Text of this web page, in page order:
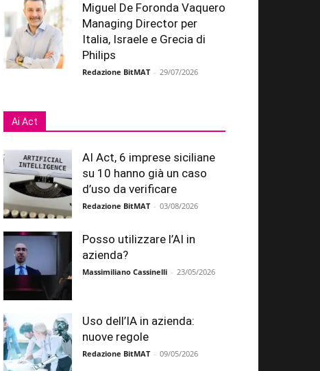
Miguel De Foronda Vaquero
Managing Director per
Italia, Israele e Grecia di
Philips
Redazione BitMAT - 29/07/2026
Ai Act
AI Act, 6 imprese siciliane
su 10 hanno già un caso
d’uso da verificare
Redazione BitMAT - 03/08/2026
Posso utilizzare l’AI in
azienda?
Massimiliano Cassinelli - 23/05/2026
Uso dell’IA in azienda:
nuove regole
Redazione BitMAT - 09/05/2026